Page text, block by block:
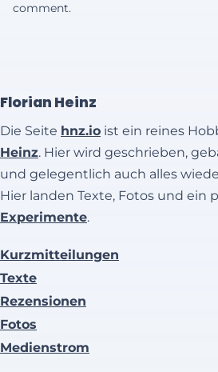
comment.
Florian Heinz
Die Seite hnz.io ist ein reines
Heinz. Hier wird geschrieben,
und gelegentlich auch alles
Hier landen Texte, Fotos und ein
Experimente.
Kurzmitteilungen
Texte
Rezensionen
Fotos
Medienstrom